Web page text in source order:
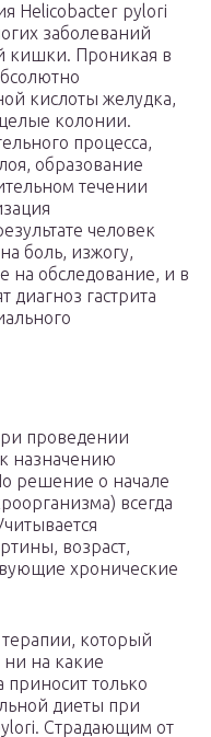
Helicobacter pylori
заболеваний
кишки. Проникая в
кислоты желудка,
колонии.
процесса,
образование
течении
человек
боль, изжогу,
на обследование, и в
диагноз гастрита
проведении
назначению
решение о начале
всегда
возраст,
хронические
терапии, который
ни на какие
приносит только
диеты при
Страдающим от